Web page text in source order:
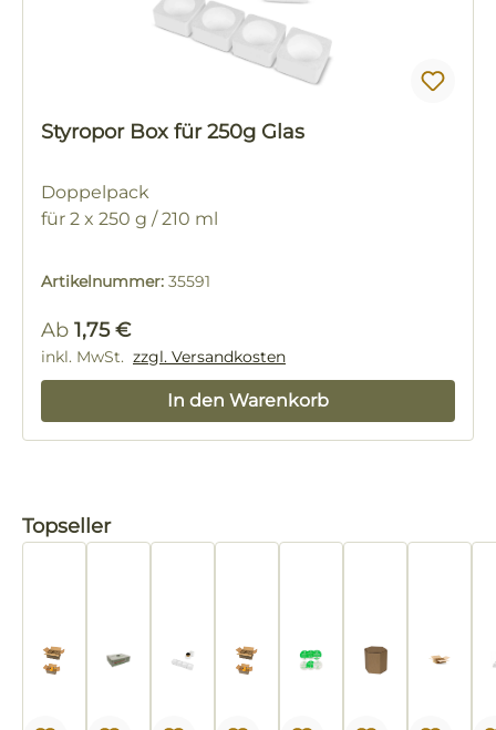
Styropor Box für 250g Glas
Doppelpack
für 2 x 250 g / 210 ml
Artikelnummer: 35591
Regulärer Preis:
Ab 1,75 €
inkl. MwSt. zzgl. Versandkosten
In den Warenkorb
Produktgalerie überspringen
Topseller